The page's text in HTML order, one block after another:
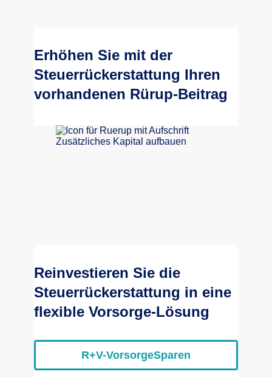
Erhöhen Sie mit der
Steuerrückerstattung Ihren
vorhandenen Rürup-Beitrag
Reinvestieren Sie die
Steuerrückerstattung in eine
flexible Vorsorge-Lösung
R+V-VorsorgeSparen